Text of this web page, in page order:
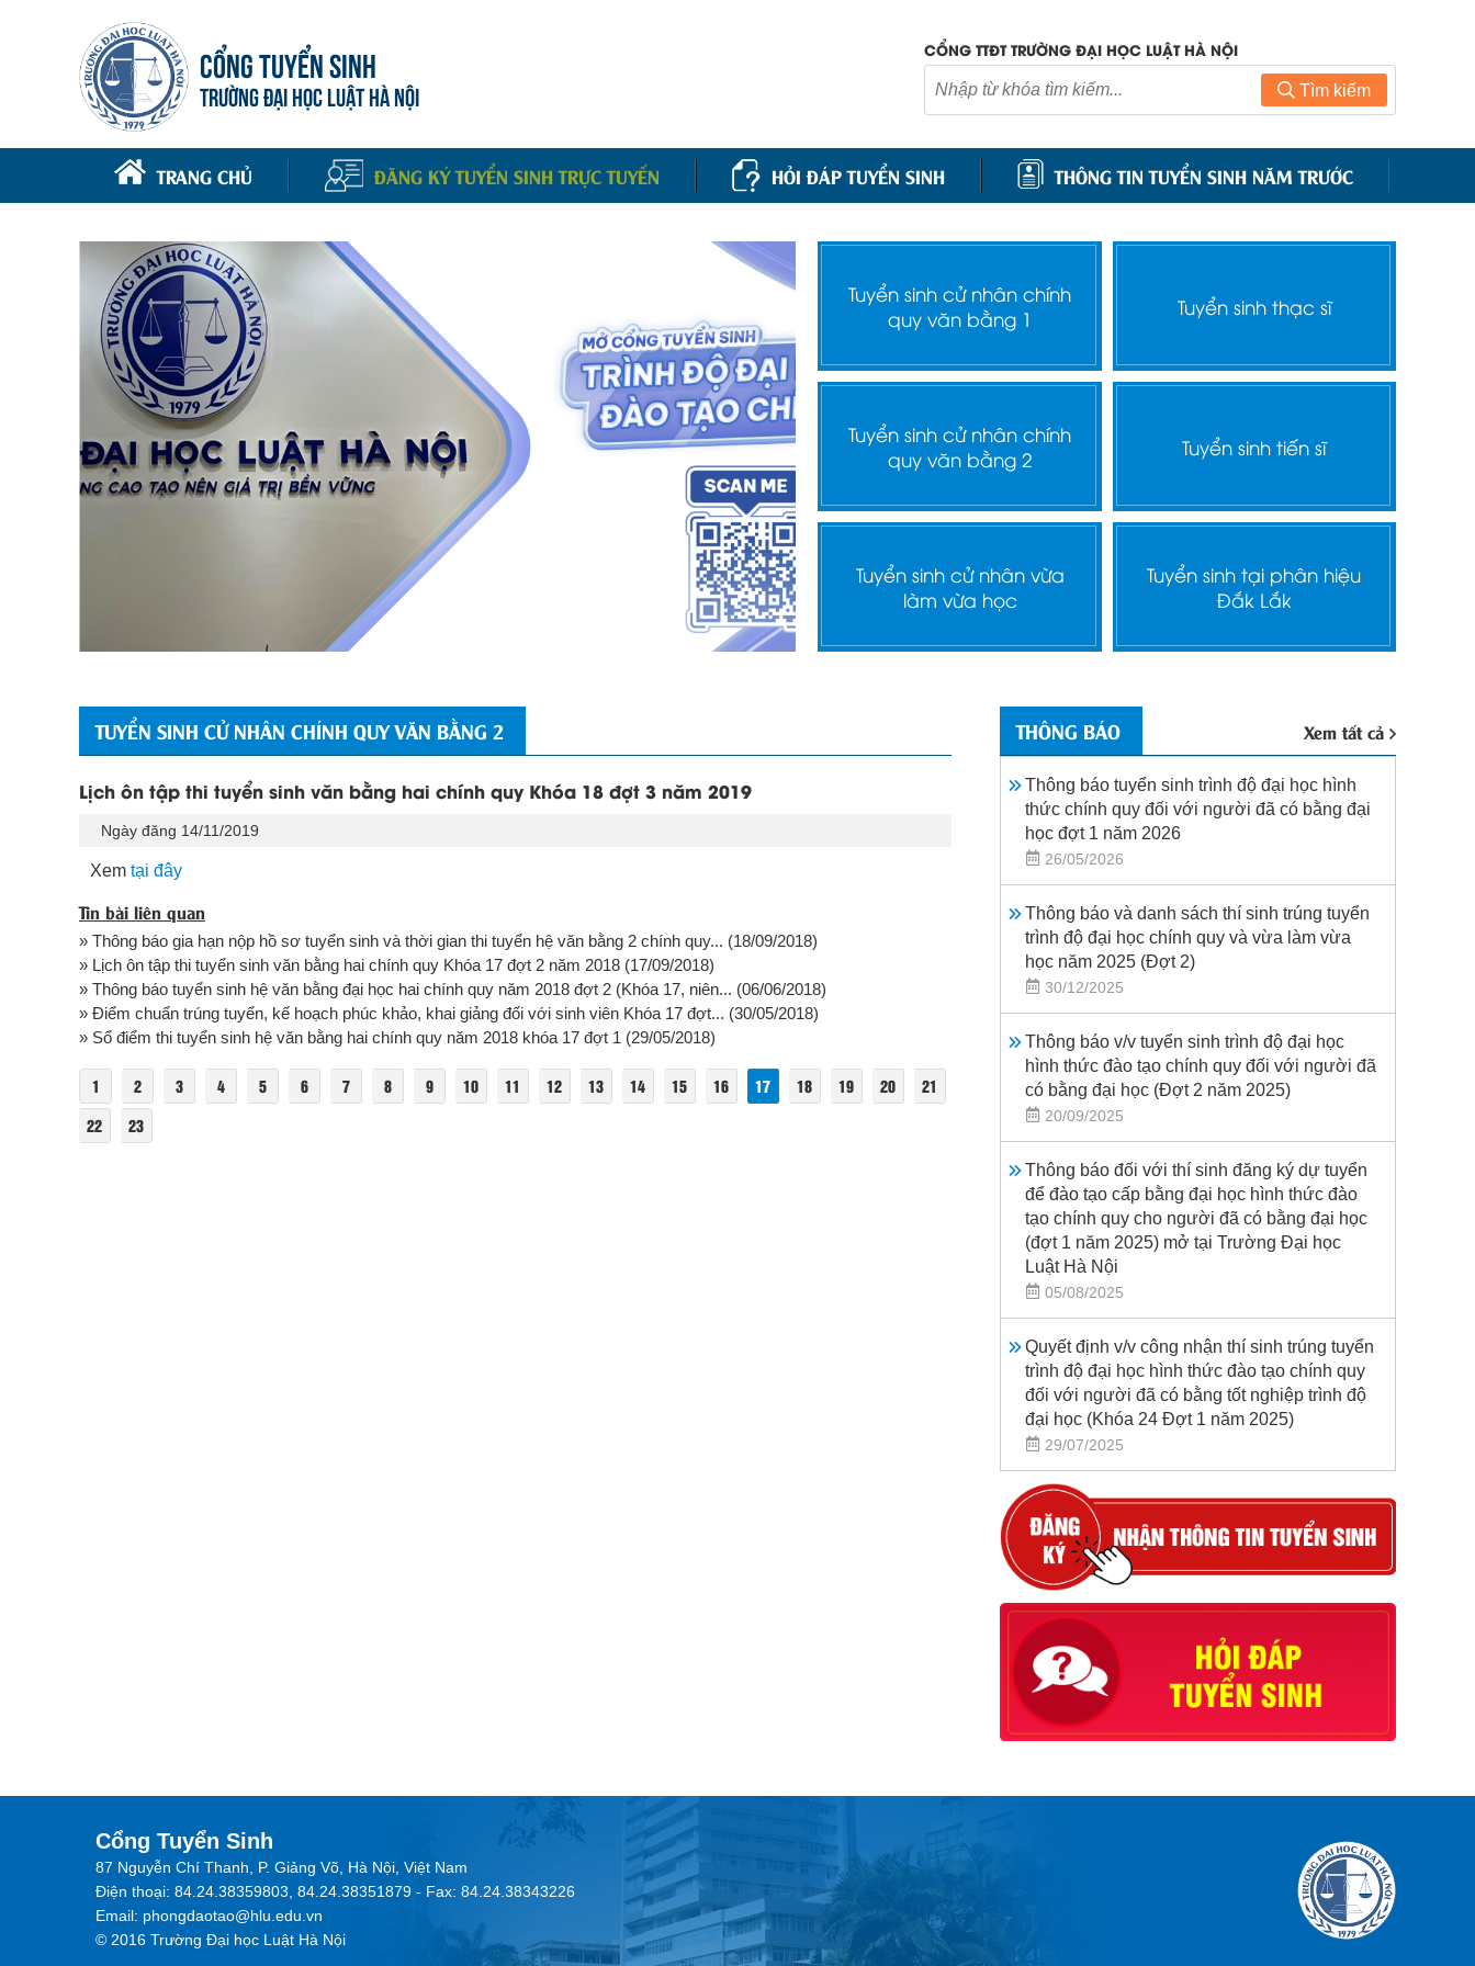
CỔNG TUYỂN SINH
TRƯỜNG ĐẠI HỌC LUẬT HÀ NỘI
CỔNG TTĐT TRƯỜNG ĐẠI HỌC LUẬT HÀ NỘI
Tìm kiếm
TRANG CHỦ ĐĂNG KÝ TUYỂN SINH TRỰC TUYẾN HỎI ĐÁP TUYỂN SINH THÔNG TIN TUYỂN SINH NĂM TRƯỚC
Tuyển sinh cử nhân chính
quy văn bằng 1
Tuyển sinh thạc sĩ
Tuyển sinh cử nhân chính
quy văn bằng 2
Tuyển sinh tiến sĩ
Tuyển sinh cử nhân vừa
làm vừa học
Tuyển sinh tại phân hiệu
Đắk Lắk
TUYỂN SINH CỬ NHÂN CHÍNH QUY VĂN BẰNG 2
Lịch ôn tập thi tuyển sinh văn bằng hai chính quy Khóa 18 đợt 3 năm 2019
Ngày đăng 14/11/2019
Xem tại đây
Tin bài liên quan
» Thông báo gia hạn nộp hồ sơ tuyển sinh và thời gian thi tuyển hệ văn bằng 2 chính quy... (18/09/2018)
» Lịch ôn tập thi tuyển sinh văn bằng hai chính quy Khóa 17 đợt 2 năm 2018 (17/09/2018)
» Thông báo tuyển sinh hệ văn bằng đại học hai chính quy năm 2018 đợt 2 (Khóa 17, niên... (06/06/2018)
» Điểm chuẩn trúng tuyển, kế hoạch phúc khảo, khai giảng đối với sinh viên Khóa 17 đợt... (30/05/2018)
» Sổ điểm thi tuyển sinh hệ văn bằng hai chính quy năm 2018 khóa 17 đợt 1 (29/05/2018)
1 2 3 4 5 6 7 8 9 10 11 12 13 14 15 16 17 18 19 20
21
22
23
THÔNG BÁO Xem tất cả
Thông báo tuyển sinh trình độ đại học hình
thức chính quy đối với người đã có bằng đại
học đợt 1 năm 2026
26/05/2026
Thông báo và danh sách thí sinh trúng tuyển
trình độ đại học chính quy và vừa làm vừa
học năm 2025 (Đợt 2)
30/12/2025
Thông báo v/v tuyển sinh trình độ đại học
hình thức đào tạo chính quy đối với người đã
có bằng đại học (Đợt 2 năm 2025)
20/09/2025
Thông báo đối với thí sinh đăng ký dự tuyển
để đào tạo cấp bằng đại học hình thức đào
tạo chính quy cho người đã có bằng đại học
(đợt 1 năm 2025) mở tại Trường Đại học
Luật Hà Nội
05/08/2025
Quyết định v/v công nhận thí sinh trúng tuyển
trình độ đại học hình thức đào tạo chính quy
đối với người đã có bằng tốt nghiệp trình độ
đại học (Khóa 24 Đợt 1 năm 2025)
29/07/2025
Cổng Tuyển Sinh
87 Nguyễn Chí Thanh, P. Giảng Võ, Hà Nội, Việt Nam
Điện thoại: 84.24.38359803, 84.24.38351879 - Fax: 84.24.38343226
Email: phongdaotao@hlu.edu.vn
© 2016 Trường Đại học Luật Hà Nội